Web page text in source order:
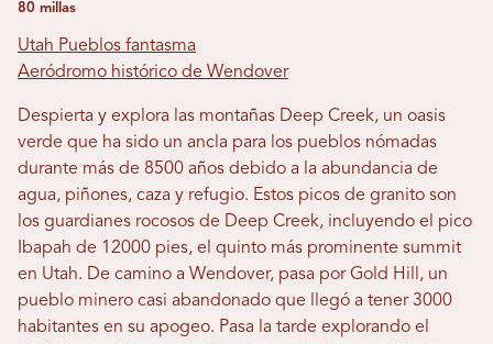
80 millas
Utah Pueblos fantasma
Aeródromo histórico de Wendover
Despierta y explora las montañas Deep Creek, un oasis
verde que ha sido un ancla para los pueblos nómadas
durante más de 8500 años debido a la abundancia de
agua, piñones, caza y refugio. Estos picos de granito son
los guardianes rocosos de Deep Creek, incluyendo el pico
Ibapah de 12000 pies, el quinto más prominente summit
en Utah. De camino a Wendover, pasa por Gold Hill, un
pueblo minero casi abandonado que llegó a tener 3000
habitantes en su apogeo. Pasa la tarde explorando el